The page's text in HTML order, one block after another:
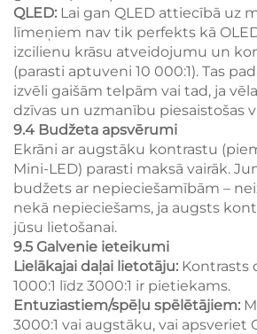
QLED: Lai gan QLED attiecībā uz
līmeņiem nav tik perfekts kā
izcilienu krāsu atveidojumu un
(parasti aptuveni 10 000:1). Tas
izvēli gaišām telpām vai tad, ja
dzīvas un uzmanību piesaistošas
9.4 Budžeta apsvērumi
Ekrāni ar augstāku kontrastu
Mini-LED) parasti maksā vairāk.
budžets ar nepieciešamībām –
nekā nepieciešams, ja augsts
jūsu lietošanai.
9.5 Galvenie ieteikumi
Lielākajai daļai lietotāju: Kontrasts
1000:1 līdz 3000:1 ir pietiekams.
Entuziastiem/spēļu spēlētājiem:
3000:1 vai augstāku, vai apsveriet